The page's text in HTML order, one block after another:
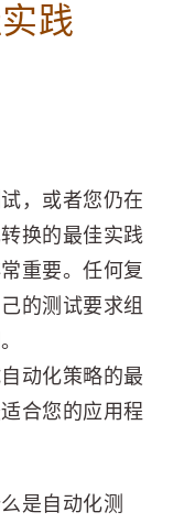
践
，或者您仍在
换的最佳实践
重要。任何复
的测试要求组
动化策略的最
合您的应用程
是自动化测